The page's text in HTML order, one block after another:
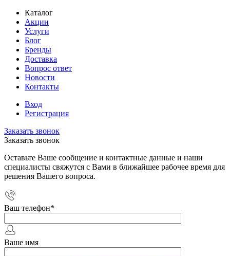
Каталог
Акции
Услуги
Блог
Бренды
Доставка
Вопрос ответ
Новости
Контакты
Вход
Регистрация
Заказать звонок
Заказать звонок
Оставьте Ваше сообщение и контактные данные и наши
специалисты свяжутся с Вами в ближайшее рабочее время для
решения Вашего вопроса.
Ваш телефон*
Ваше имя